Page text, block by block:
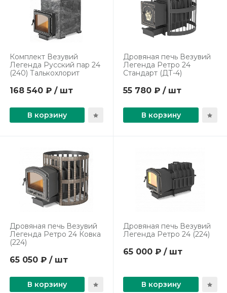
Комплект Везувий
Легенда Русский пар 24
(240) Талькохлорит
168 540 ₽ / шт
В корзину
Дровяная печь Везувий
Легенда Ретро 24
Стандарт (ДТ-4)
55 780 ₽ / шт
В корзину
Дровяная печь Везувий
Легенда Ретро 24 Ковка
(224)
65 050 ₽ / шт
В корзину
Дровяная печь Везувий
Легенда Ретро 24 (224)
65 000 ₽ / шт
В корзину